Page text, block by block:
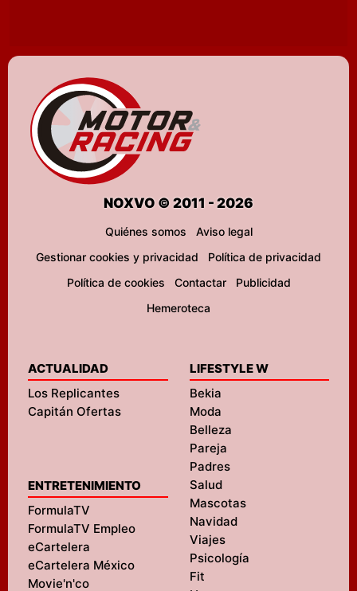
NOXVO © 2011 - 2026
Quiénes somos
Aviso legal
Gestionar cookies y privacidad
Política de privacidad
Política de cookies
Contactar
Publicidad
Hemeroteca
ACTUALIDAD
Los Replicantes
Capitán Ofertas
ENTRETENIMIENTO
FormulaTV
FormulaTV Empleo
eCartelera
eCartelera México
Movie'n'co
LIFESTYLE W
Bekia
Moda
Belleza
Pareja
Padres
Salud
Mascotas
Navidad
Viajes
Psicología
Fit